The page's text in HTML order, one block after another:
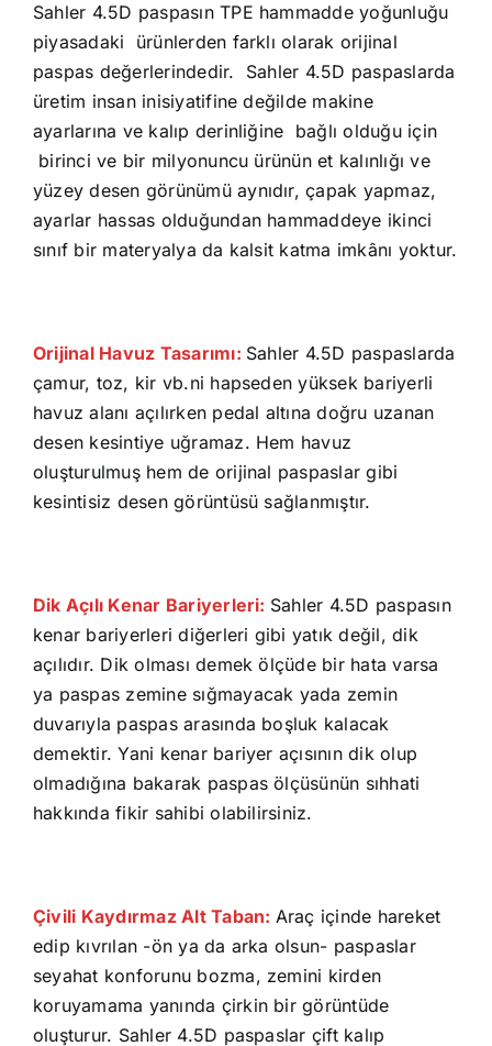
Sahler 4.5D paspasın TPE hammadde yoğunluğu
piyasadaki ürünlerden farklı olarak orijinal
paspas değerlerindedir. Sahler 4.5D paspaslarda
üretim insan inisiyatifine değilde makine
ayarlarına ve kalıp derinliğine bağlı olduğu için
birinci ve bir milyonuncu ürünün et kalınlığı ve
yüzey desen görünümü aynıdır, çapak yapmaz,
ayarlar hassas olduğundan hammaddeye ikinci
sınıf bir materyalya da kalsit katma imkânı yoktur.
Orijinal Havuz Tasarımı: Sahler 4.5D paspaslarda
çamur, toz, kir vb.ni hapseden yüksek bariyerli
havuz alanı açılırken pedal altına doğru uzanan
desen kesintiye uğramaz. Hem havuz
oluşturulmuş hem de orijinal paspaslar gibi
kesintisiz desen görüntüsü sağlanmıştır.
Dik Açılı Kenar Bariyerleri: Sahler 4.5D paspasın
kenar bariyerleri diğerleri gibi yatık değil, dik
açılıdır. Dik olması demek ölçüde bir hata varsa
ya paspas zemine sığmayacak yada zemin
duvarıyla paspas arasında boşluk kalacak
demektir. Yani kenar bariyer açısının dik olup
olmadığına bakarak paspas ölçüsünün sıhhati
hakkında fikir sahibi olabilirsiniz.
Çivili Kaydırmaz Alt Taban: Araç içinde hareket
edip kıvrılan -ön ya da arka olsun- paspaslar
seyahat konforunu bozma, zemini kirden
koruyamama yanında çirkin bir görüntüde
oluşturur. Sahler 4.5D paspaslar çift kalıp